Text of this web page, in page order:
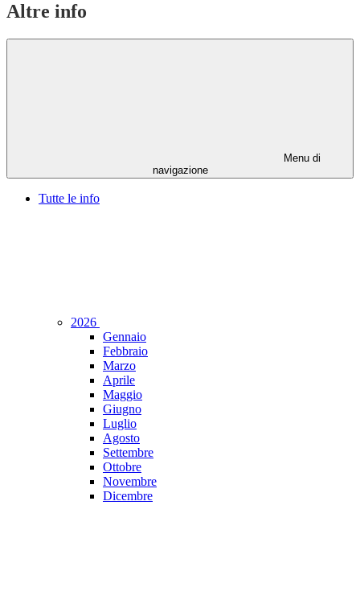
Altre info
Menu di
navigazione
Tutte le info
2026
Gennaio
Febbraio
Marzo
Aprile
Maggio
Giugno
Luglio
Agosto
Settembre
Ottobre
Novembre
Dicembre